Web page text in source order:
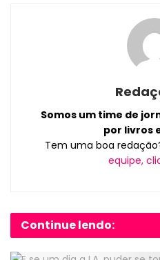
Somos um time de
por livros
Tem uma boa
equipe,
Continue lendo: